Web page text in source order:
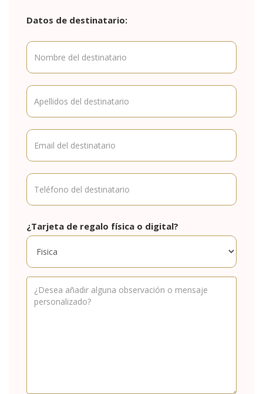
Datos de destinatario:
¿Tarjeta de regalo física o digital?